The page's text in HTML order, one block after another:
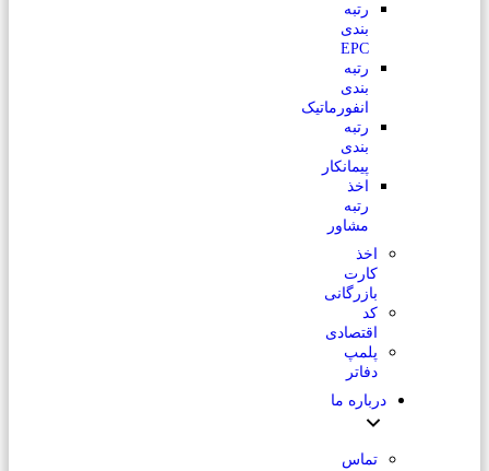
رتبه
بندی
EPC
رتبه
بندی
انفورماتیک
رتبه
بندی
پیمانکار
اخذ
رتبه
مشاور
اخذ
کارت
بازرگانی
کد
اقتصادی
پلمپ
دفاتر
درباره ما
تماس